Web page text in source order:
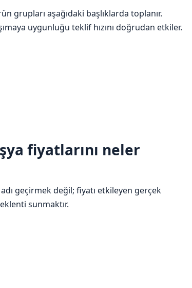
grupları aşağıdaki başlıklarda toplanır.
uygunluğu teklif hızını doğrudan etkiler.
fiyatlarını neler
geçirmek değil; fiyatı etkileyen gerçek
sunmaktır.